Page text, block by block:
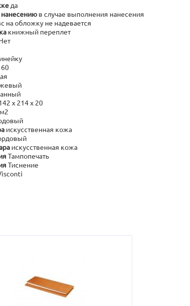
да
в случае выполнения нанесения
на обложку не надевается
книжный переплет
х 214 х 20
искусственная кожа
искусственная кожа
Тампопечать
Тиснение